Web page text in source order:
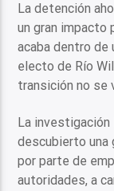
La detención
un gran impacto
acaba dentro de
electo de Río
transición no se
La investigación
descubierto una
por parte de
autoridades, a